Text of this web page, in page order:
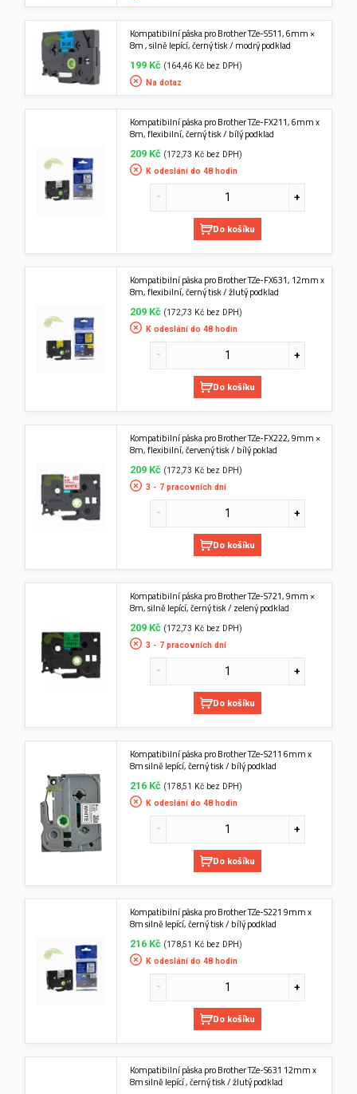
Kompatibilní páska pro Brother TZe-S511, 6mm ×
8m , silně lepící, černý tisk / modrý podklad
199 Kč (164,46 Kč bez DPH)
Na dotaz
Kompatibilní páska pro Brother TZe-FX211, 6mm x
8m, flexibilní, černý tisk / bílý podklad
209 Kč (172,73 Kč bez DPH)
K odeslání do 48 hodin
Do košíku
Kompatibilní páska pro Brother TZe-FX631, 12mm x
8m, flexibilní, černý tisk / žlutý podklad
209 Kč (172,73 Kč bez DPH)
K odeslání do 48 hodin
Do košíku
Kompatibilní páska pro Brother TZe-FX222, 9mm ×
8m, flexibilní, červený tisk / bílý poklad
209 Kč (172,73 Kč bez DPH)
3 - 7 pracovních dní
Do košíku
Kompatibilní páska pro Brother TZe-S721, 9mm ×
8m, silně lepící, černý tisk / zelený podklad
209 Kč (172,73 Kč bez DPH)
3 - 7 pracovních dní
Do košíku
Kompatibilní páska pro Brother TZe-S211 6mm x
8m silně lepící, černý tisk / bílý podklad
216 Kč (178,51 Kč bez DPH)
K odeslání do 48 hodin
Do košíku
Kompatibilní páska pro Brother TZe-S221 9mm x
8m silně lepící, černý tisk / bílý podklad
216 Kč (178,51 Kč bez DPH)
K odeslání do 48 hodin
Do košíku
Kompatibilní páska pro Brother TZe-S631 12mm x
8m silně lepící , černý tisk / žlutý podklad